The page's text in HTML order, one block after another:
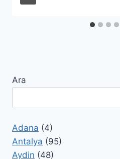
Ara
Adana (4)
Antalya (95)
Aydin (48)